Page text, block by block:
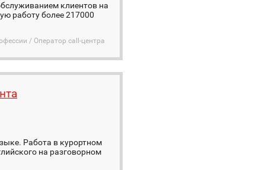
клиентов на
работу более 217000
/ Оператор call-центра
Работа в курортном
на разговорном